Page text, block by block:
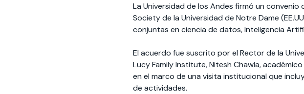
La Universidad de los Andes firmó un
Society de la Universidad de Notre Dame
conjuntas en ciencia de datos, Inteligencia
El acuerdo fue suscrito por el Rector de la
Lucy Family Institute, Nitesh Chawla,
en el marco de una visita institucional que
de actividades.